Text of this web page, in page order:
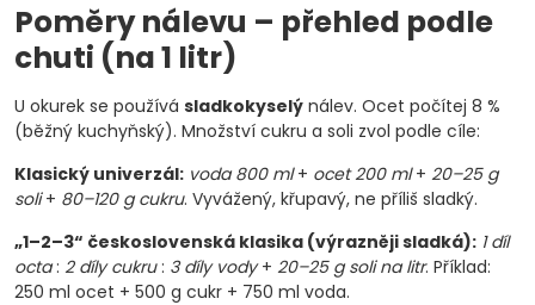
Poměry nálevu – přehled podle
chuti (na 1 litr)
U okurek se používá sladkokyselý nálev. Ocet počítej 8 %
(běžný kuchyňský). Množství cukru a soli zvol podle cíle:
Klasický univerzál: voda 800 ml+ ocet 200 ml+ 20–25 g
soli+ 80–120 g cukru. Vyvážený, křupavý, ne příliš sladký.
„1–2–3“ československá klasika (výrazněji sladká): 1 díl
octa: 2 díly cukru: 3 díly vody+ 20–25 g soli na litr. Příklad:
250 ml ocet + 500 g cukr + 750 ml voda.